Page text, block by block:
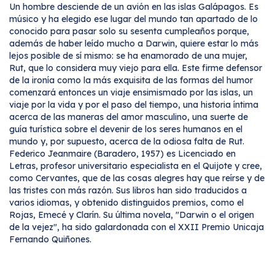
Un hombre desciende de un avión en las islas Galápagos. Es
músico y ha elegido ese lugar del mundo tan apartado de lo
conocido para pasar solo su sesenta cumpleaños porque,
además de haber leído mucho a Darwin, quiere estar lo más
lejos posible de sí mismo: se ha enamorado de una mujer,
Rut, que lo considera muy viejo para ella. Este firme defensor
de la ironía como la más exquisita de las formas del humor
comenzará entonces un viaje ensimismado por las islas, un
viaje por la vida y por el paso del tiempo, una historia íntima
acerca de las maneras del amor masculino, una suerte de
guía turística sobre el devenir de los seres humanos en el
mundo y, por supuesto, acerca de la odiosa falta de Rut.
Federico Jeanmaire (Baradero, 1957) es Licenciado en
Letras, profesor universitario especialista en el Quijote y cree,
como Cervantes, que de las cosas alegres hay que reírse y de
las tristes con más razón. Sus libros han sido traducidos a
varios idiomas, y obtenido distinguidos premios, como el
Rojas, Emecé y Clarín. Su última novela, "Darwin o el origen
de la vejez", ha sido galardonada con el XXII Premio Unicaja
Fernando Quiñones.